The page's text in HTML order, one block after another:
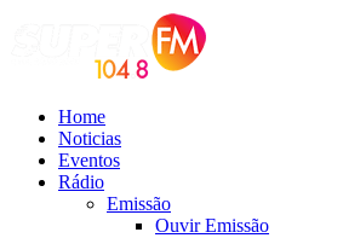
Home
Noticias
Eventos
Rádio
Emissão
Ouvir Emissão